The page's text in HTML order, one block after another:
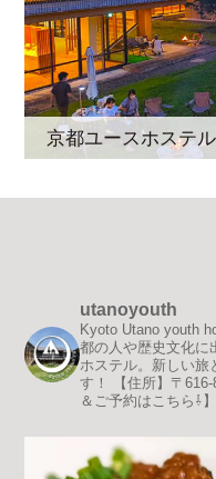
京都ユースホステ
utanoyouth
Kyoto Utano youth
都の人や歴史文化に
ホステル。新しい旅
す！
【住所】〒
＆ご予約はこちら⇩】